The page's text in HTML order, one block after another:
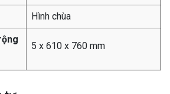
Hình chùa
5 x 610 x 760 mm